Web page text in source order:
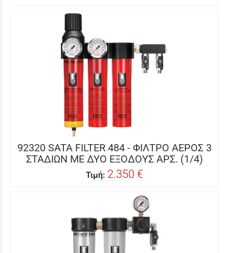
92320 SATA FILTER 484 - ΦΙΛΤΡΟ ΑΕΡΟΣ 3
ΣΤΑΔΙΩΝ ΜΕ ΔΥΟ ΕΞΟΔΟΥΣ ΑΡΣ. (1/4)
Τιμή: 2.350 €